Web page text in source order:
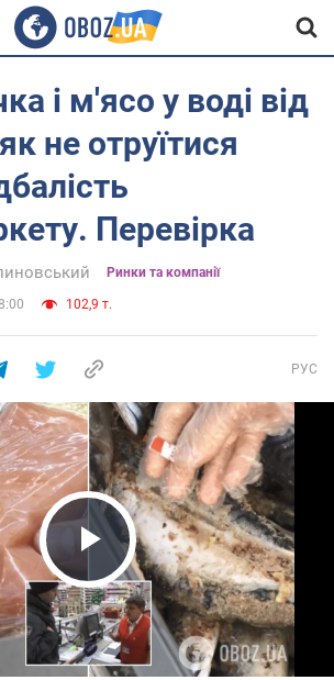
і м'ясо у воді від
не отруїтися
Перевірка
Ринки та компанії
102,9 т.
РУС
Play Video